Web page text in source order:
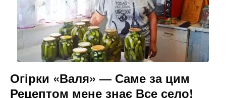
Огірки «Валя» — Саме за цим
Рецептом мене знає Все село!